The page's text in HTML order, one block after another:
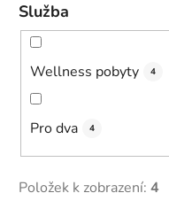
Služba
Wellness pobyty 4
Pro dva 4
Položek k zobrazení: 4